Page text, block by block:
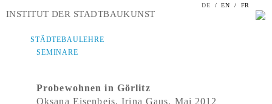
DE / EN / FR
INSTITUT DER STADTBAUKUNST
STÄDTEBAULEHRE
SEMINARE
Probewohnen in Görlitz
Oksana Eisenbeis, Irina Gaus, Mai 2012